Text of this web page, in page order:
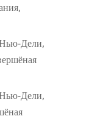
Дели,
Дели,